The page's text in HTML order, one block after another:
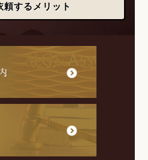
頼するメリット